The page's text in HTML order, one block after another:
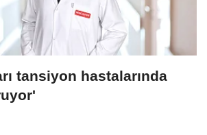
tansiyon hastalarında